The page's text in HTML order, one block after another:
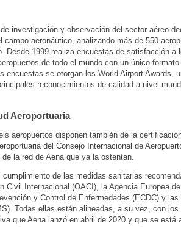
investigación y observación del sector aéreo
campo aeronáutico, analizando más de 550
Desde 1999 realiza encuestas de satisfacción a
de todo el mundo con un único
encuestas se otorgan los World Airport Awards,
reconocimientos de calidad a nivel
Aeroportuaria
aeropuertos disponen también de la
del Consejo Internacional de
la red de Aena que ya la ostentan.
cumplimiento de las medidas sanitarias
Civil Internacional (OACI), la Agencia Europea
y Control de Enfermedades (ECDC) y
Todas ellas están alineadas, a su vez, con
que Aena lanzó en abril de 2020 y que se está